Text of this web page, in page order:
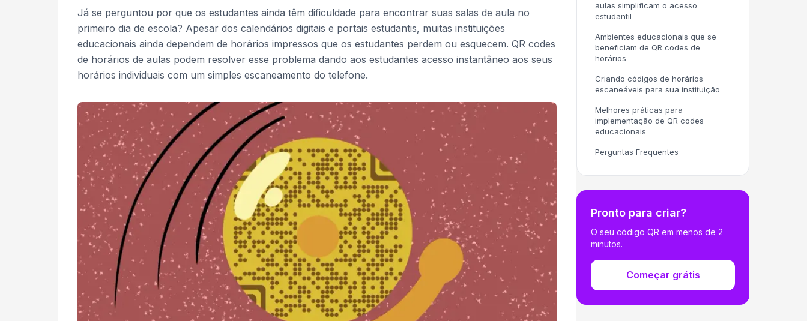
Já se perguntou por que os estudantes ainda têm dificuldade para encontrar suas salas de aula no
primeiro dia de escola? Apesar dos calendários digitais e portais estudantis, muitas instituições
educacionais ainda dependem de horários impressos que os estudantes perdem ou esquecem. QR codes
de horários de aulas podem resolver esse problema dando aos estudantes acesso instantâneo aos seus
horários individuais com um simples escaneamento do telefone.
aulas simplificam o acesso
estudantil
Ambientes educacionais que se
beneficiam de QR codes de
horários
Criando códigos de horários
escaneáveis para sua instituição
Melhores práticas para
implementação de QR codes
educacionais
Perguntas Frequentes
Pronto para criar?
O seu código QR em menos de 2
minutos.
Começar grátis